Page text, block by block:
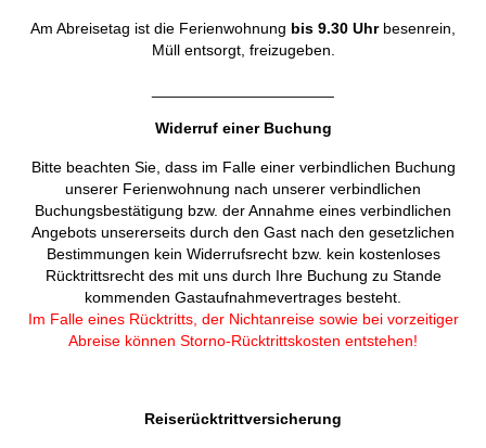
Am Abreisetag ist die Ferienwohnung bis 9.30 Uhrbesenrein,
Müll entsorgt, freizugeben.
Widerruf einer Buchung
Bitte beachten Sie, dass im Falle einer verbindlichen Buchung
unserer Ferienwohnung nach unserer verbindlichen
Buchungsbestätigung bzw. der Annahme eines verbindlichen
Angebots unsererseits durch den Gast nach den gesetzlichen
Bestimmungen kein Widerrufsrecht bzw. kein kostenloses
Rücktrittsrecht des mit uns durch Ihre Buchung zu Stande
kommenden Gastaufnahmevertrages besteht.
Im Falle eines Rücktritts, der Nichtanreise sowie bei vorzeitiger
Abreise können Storno-Rücktrittskosten entstehen!
Reiserücktrittversicherung